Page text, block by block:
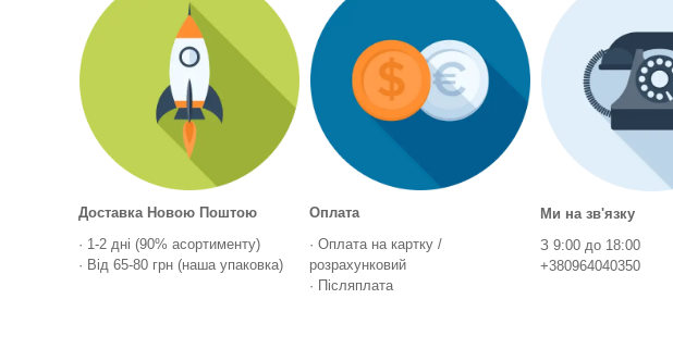
Доставка Новою Поштою
· 1-2 дні (90% асортименту)
· Від 65-80 грн (наша упаковка)
Оплата
· Оплата на картку /
розрахунковий
· Післяплата
Ми на зв'язку
З 9:00 до 18:00
+380964040350